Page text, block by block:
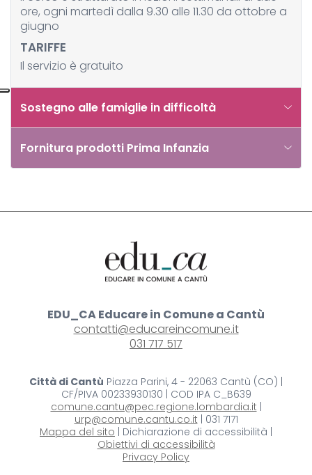
ore, ogni martedì dalla 9.30 alle 11.30 da ottobre a
giugno
TARIFFE
Il servizio è gratuito
Sostegno alle famiglie in difficoltà
Fornitura prodotti Prima Infanzia
EDU_CA Educare in Comune a Cantù
contatti@educareincomune.it
031 717 517
Città di Cantù Piazza Parini, 4 - 22063 Cantù (CO) |
CF/PIVA 00233930130 | COD IPA C_B639
comune.cantu@pec.regione.lombardia.it
urp@comune.cantu.co.it | 031 7171
Mappa del sito | Dichiarazione di accessibilità |
Obiettivi di accessibilità
Privacy Policy